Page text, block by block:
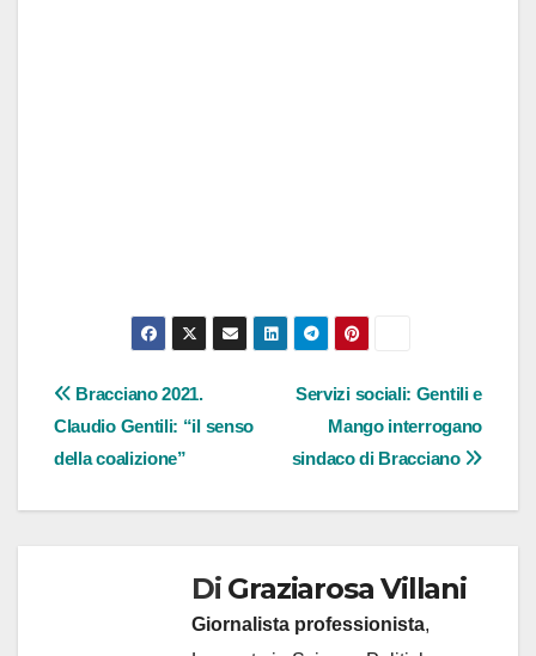
Navigazione
articoli
Servizi sociali: Gentili e
Mango interrogano
sindaco di Bracciano
Bracciano 2021.
Claudio Gentili: “il senso
della coalizione”
Di Graziarosa Villani
Giornalista professionista,